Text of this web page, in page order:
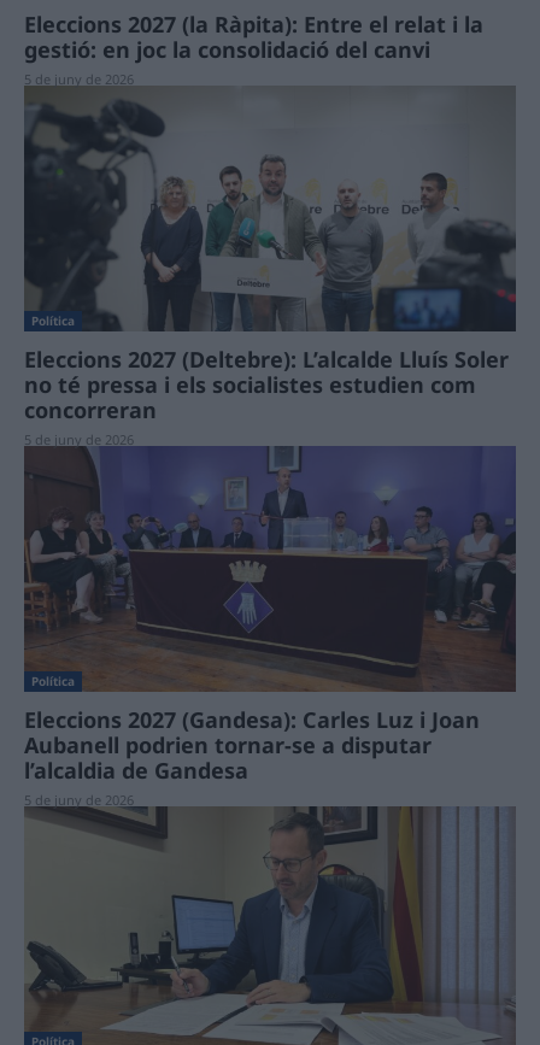
Eleccions 2027 (la Ràpita): Entre el relat i la
gestió: en joc la consolidació del canvi
5 de juny de 2026
Política
Eleccions 2027 (Deltebre): L’alcalde Lluís Soler
no té pressa i els socialistes estudien com
concorreran
5 de juny de 2026
Política
Eleccions 2027 (Gandesa): Carles Luz i Joan
Aubanell podrien tornar-se a disputar
l’alcaldia de Gandesa
5 de juny de 2026
Política